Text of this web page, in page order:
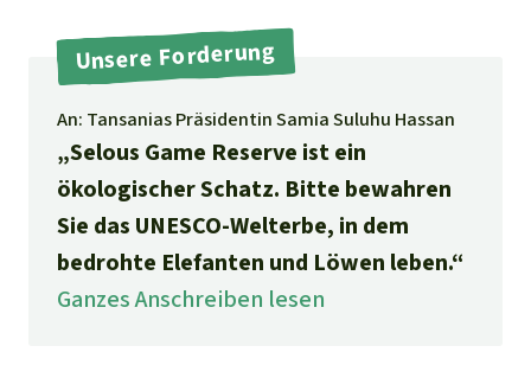
Gold
Fleisch und Soja
Landraub
Wilderei
Kontakt
Transparenz
Freianzeigen
Italiano
Português
Indonesia
Waldschutz
Südostasien
Lateinamerika
Unsere Forderung
An: Tansanias Präsidentin Samia Suluhu Hassan
„Selous Game Reserve ist ein
ökologischer Schatz. Bitte bewahren
Sie das UNESCO-Welterbe, in dem
bedrohte Elefanten und Löwen leben.“
Ganzes Anschreiben lesen